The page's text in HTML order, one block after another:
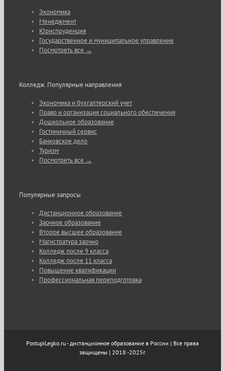
Экономика
Менеджмент
Юриспруденция
Государственное и муниципальное управление
Посмотреть все →
Колледж. Популярные направления
Экономика и бухгалтерский учет
Право и организация социального обеспечения
Дошкольное образование
Гостиничный сервис
Банковское дело
Туризм
Посмотреть все →
Популярные запросы
Дистанционное образование
Заочное образование
Второе высшее образование
Магистратура заочно
Колледж после 9 класса
Колледж после 11 класса
Повышение квалификации
Профессиональная переподготовка
PostupiLegko.ru - дистанционное образование в России | Все права
защищены | 2018 -2025г.